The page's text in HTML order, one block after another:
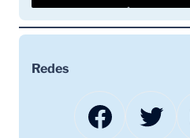
Redes
Facebook Twitter